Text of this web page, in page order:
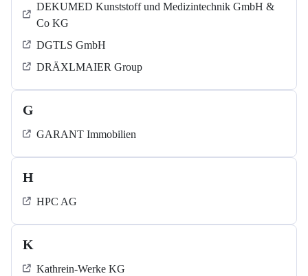
DEKUMED Kunststoff und Medizintechnik GmbH &
Co KG
DGTLS GmbH
DRÄXLMAIER Group
G
GARANT Immobilien
H
HPC AG
K
Kathrein-Werke KG